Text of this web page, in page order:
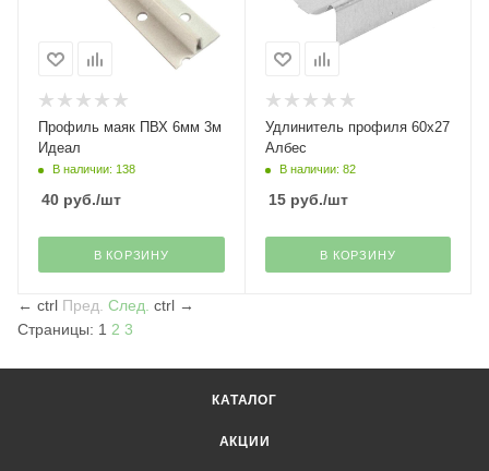
Профиль маяк ПВХ 6мм 3м
Идеал
В наличии: 138
40 руб./шт
В КОРЗИНУ
Удлинитель профиля 60х27
Албес
В наличии: 82
15руб./шт
В КОРЗИНУ
← ctrl Пред. След. ctrl →
Страницы: 1 2 3
КАТАЛОГ
АКЦИИ